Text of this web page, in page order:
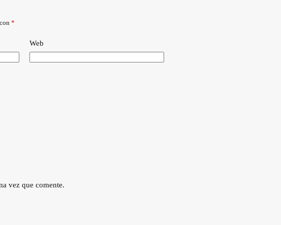
*
Web
vez que comente.